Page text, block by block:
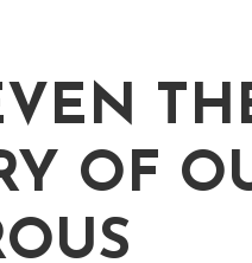
OF